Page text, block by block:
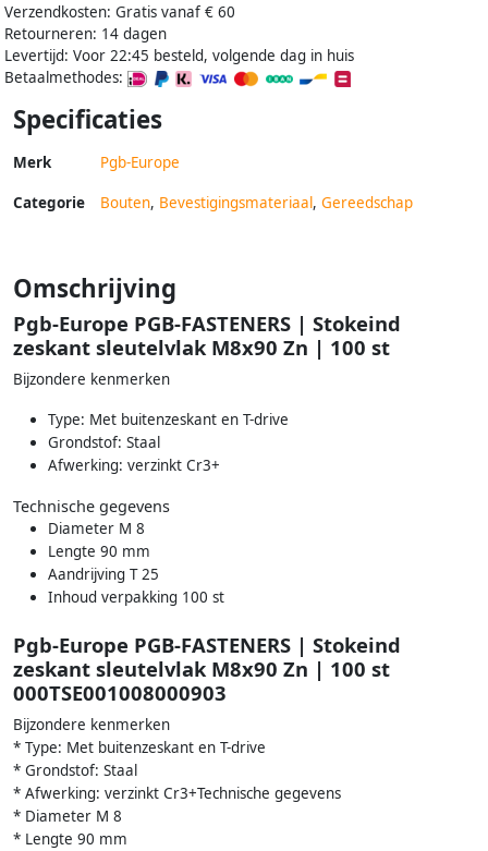
Verzendkosten: Gratis vanaf € 60
Retourneren: 14 dagen
Levertijd: Voor 22:45 besteld, volgende dag in huis
Betaalmethodes:
Specificaties
Merk Pgb-Europe
Categorie Bouten, Bevestigingsmateriaal, Gereedschap
Omschrijving
Pgb-Europe PGB-FASTENERS | Stokeind
zeskant sleutelvlak M8x90 Zn | 100 st
Bijzondere kenmerken
Type: Met buitenzeskant en T-drive
Grondstof: Staal
Afwerking: verzinkt Cr3+
Technische gegevens
Diameter M 8
Lengte 90 mm
Aandrijving T 25
Inhoud verpakking 100 st
Pgb-Europe PGB-FASTENERS | Stokeind
zeskant sleutelvlak M8x90 Zn | 100 st
000TSE001008000903
Bijzondere kenmerken
* Type: Met buitenzeskant en T-drive
* Grondstof: Staal
* Afwerking: verzinkt Cr3+Technische gegevens
* Diameter M 8
* Lengte 90 mm